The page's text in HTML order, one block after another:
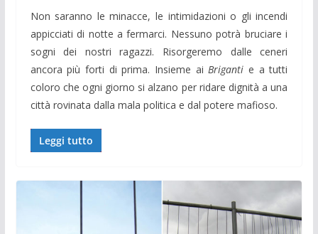
Non saranno le minacce, le intimidazioni o gli incendi
appicciati di notte a fermarci. Nessuno potrà bruciare i
sogni dei nostri ragazzi. Risorgeremo dalle ceneri
ancora più forti di prima. Insieme ai Briganti e a tutti
coloro che ogni giorno si alzano per ridare dignità a una
città rovinata dalla mala politica e dal potere mafioso.
Leggi tutto